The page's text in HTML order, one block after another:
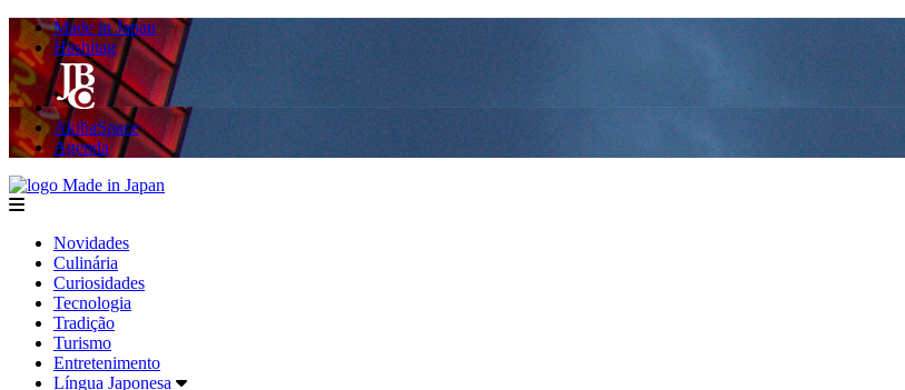
Made in Japan
Hashitag
AkibaSpace
Agenda
menu
Novidades
Culinária
Curiosidades
Tecnologia
Tradição
Turismo
Entretenimento
Língua Japonesa